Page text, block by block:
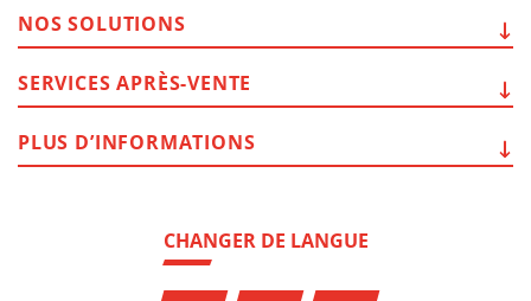
CHANGER DE LANGUE
NOS SOLUTIONS
SERVICES APRÈS-VENTE
PLUS D’INFORMATIONS